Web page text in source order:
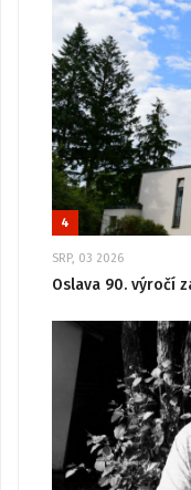
4
SRP, 03 2026
Oslava 90. výročí